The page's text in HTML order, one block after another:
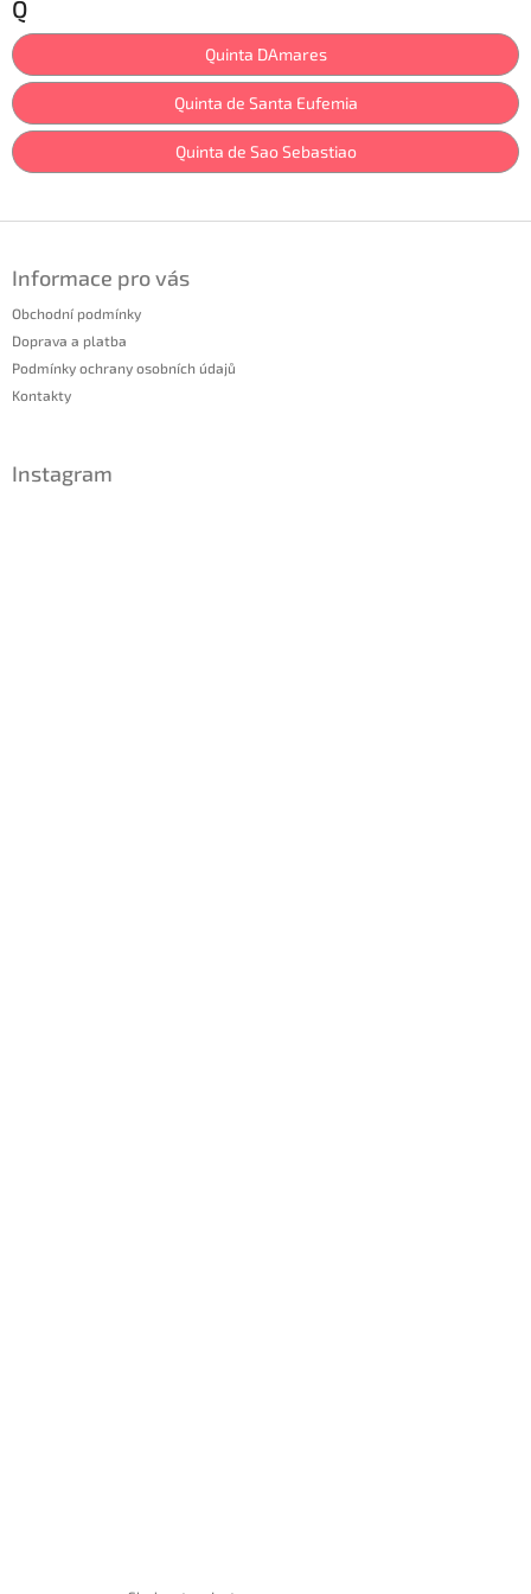
Q
Quinta DAmares
Quinta de Santa Eufemia
Quinta de Sao Sebastiao
Informace pro vás
Obchodní podmínky
Doprava a platba
Podmínky ochrany osobních údajů
Kontakty
Instagram